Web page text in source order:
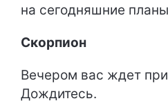
на сегодняшние
Скорпион
Вечером вас ждет
Дождитесь.